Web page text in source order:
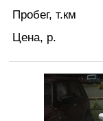
Пробег, т.км
Цена, р.